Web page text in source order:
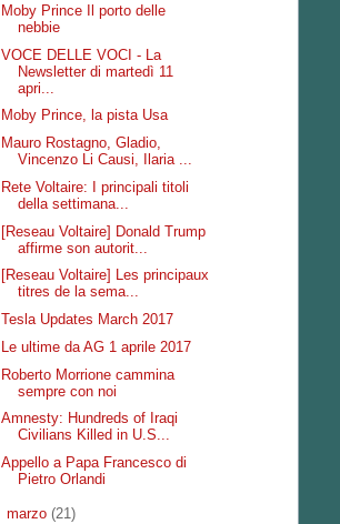
Moby Prince Il porto delle
nebbie
VOCE DELLE VOCI - La
Newsletter di martedì 11
apri...
Moby Prince, la pista Usa
Mauro Rostagno, Gladio,
Vincenzo Li Causi, Ilaria ...
Rete Voltaire: I principali titoli
della settimana...
[Reseau Voltaire] Donald Trump
affirme son autorit...
[Reseau Voltaire] Les principaux
titres de la sema...
Tesla Updates March 2017
Le ultime da AG 1 aprile 2017
Roberto Morrione cammina
sempre con noi
Amnesty: Hundreds of Iraqi
Civilians Killed in U.S...
Appello a Papa Francesco di
Pietro Orlandi
marzo (21)